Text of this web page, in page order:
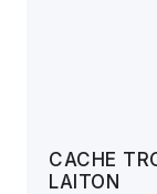
CACHE
LAITON